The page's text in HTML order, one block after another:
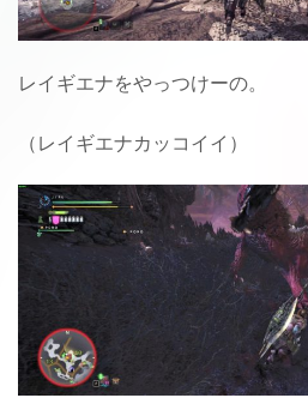
レイギエナをやっつけーの。
（レイギエナカッコイイ）